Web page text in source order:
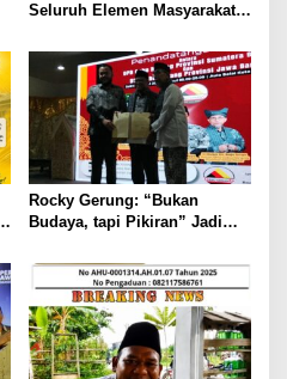
Seluruh Elemen Masyarakat
Jabar Irjen Pol Pipit
Rismanto
Rocky Gerung: “Bukan
Budaya, tapi Pikiran” Jadi
Minang Jabar